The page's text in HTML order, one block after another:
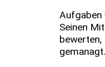
Aufgaben
Seinen
gemanagt.